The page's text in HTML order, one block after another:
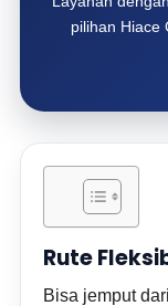
pilihan Hiace
Rute
Bisa jemput